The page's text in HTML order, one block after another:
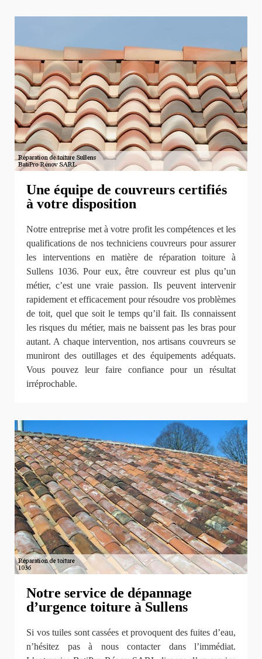
Une équipe de couvreurs certifiés
à votre disposition
Notre entreprise met à votre profit les compétences et les
qualifications de nos techniciens couvreurs pour assurer
les interventions en matière de réparation toiture à
Sullens 1036. Pour eux, être couvreur est plus qu’un
métier, c’est une vraie passion. Ils peuvent intervenir
rapidement et efficacement pour résoudre vos problèmes
de toit, quel que soit le temps qu’il fait. Ils connaissent
les risques du métier, mais ne baissent pas les bras pour
autant. A chaque intervention, nos artisans couvreurs se
muniront des outillages et des équipements adéquats.
Vous pouvez leur faire confiance pour un résultat
irréprochable.
Notre service de dépannage
d’urgence toiture à Sullens
Si vos tuiles sont cassées et provoquent des fuites d’eau,
n’hésitez pas à nous contacter dans l’immédiat.